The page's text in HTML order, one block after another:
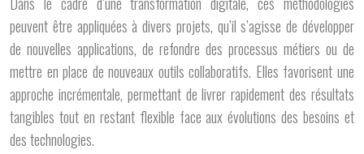
peuvent être appliquées à divers projets, qu’il s’agisse de développer
de nouvelles applications, de refondre des processus métiers ou de
mettre en place de nouveaux outils collaboratifs. Elles favorisent une
approche incrémentale, permettant de livrer rapidement des résultats
tangibles tout en restant flexible face aux évolutions des besoins et
des technologies.